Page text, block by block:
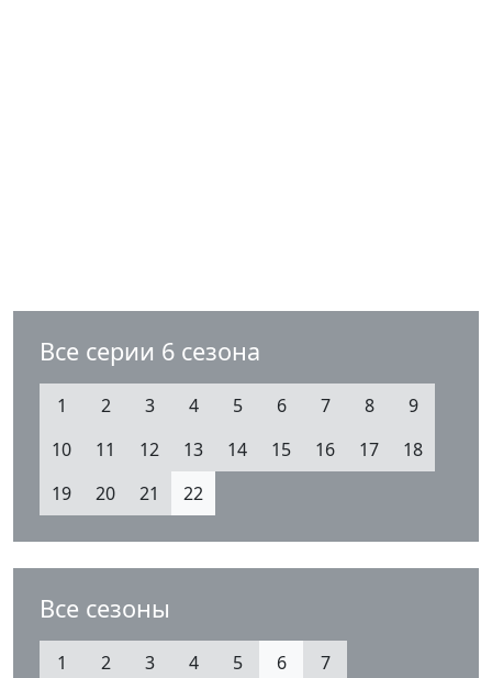
Все серии 6 сезона
1 2 3 4 5 6 7 8
9
10
11 12 13 14 15 16 17
18
19
20 21 22
Все сезоны
1 2 3 4 5 6 7